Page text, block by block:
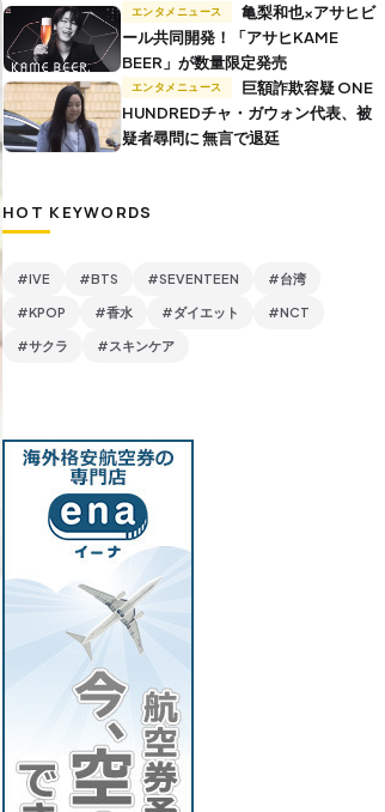
エンタメニュース
ール共同開発！「アサヒKAME
BEER」が数量限定発売
エンタメニュース
HUNDREDチャ・ガウォン代表、被
疑者尋問に 無言で退廷
HOT KEYWORDS
#IVE #BTS #SEVENTEEN #台湾
#KPOP #香水 #ダイエット #NCT
#サクラ #スキンケア